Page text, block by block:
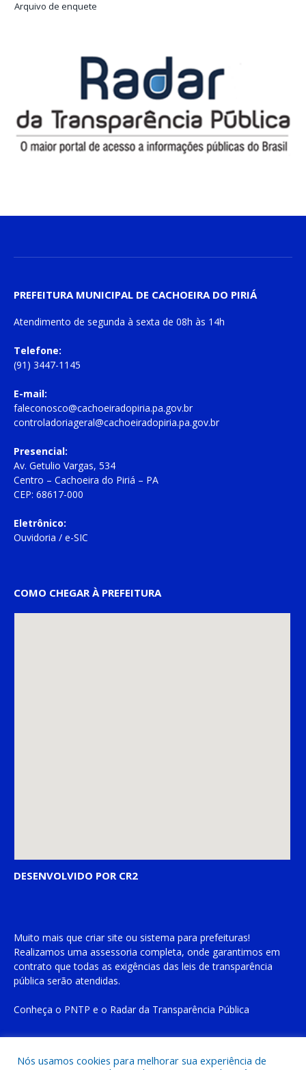
Arquivo de enquete
PREFEITURA MUNICIPAL DE CACHOEIRA DO PIRIÁ
Atendimento de segunda à sexta de 08h às 14h
Telefone:
(91) 3447-1145
E-mail:
faleconosco@cachoeiradopiria.pa.gov.br
controladoriageral@cachoeiradopiria.pa.gov.br
Presencial:
Av. Getulio Vargas, 534
Centro – Cachoeira do Piriá – PA
CEP: 68617-000
Eletrônico:
Ouvidoria / e-SIC
COMO CHEGAR À PREFEITURA
DESENVOLVIDO POR CR2
Muito mais que criar site ou sistema para prefeituras!
Realizamos uma assessoria completa, onde garantimos em
contrato que todas as exigências das leis de transparência
pública serão atendidas.
Conheça o PNTP e o Radar da Transparência Pública
Nós usamos cookies para melhorar sua experiência de